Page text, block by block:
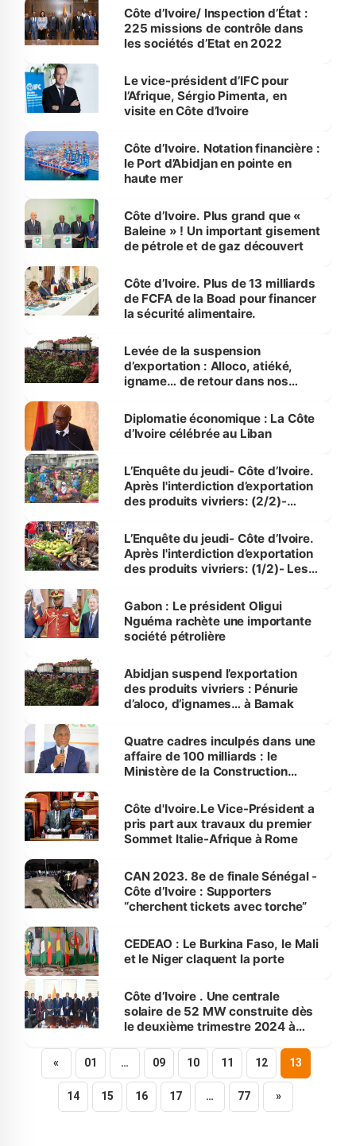
Côte d’Ivoire/ Inspection d’État :
225 missions de contrôle dans
les sociétés d’Etat en 2022
Le vice-président d’IFC pour
l’Afrique, Sérgio Pimenta, en
visite en Côte d’Ivoire
Côte d’Ivoire. Notation financière :
le Port d’Abidjan en pointe en
haute mer
Côte d’Ivoire. Plus grand que «
Baleine » ! Un important gisement
de pétrole et de gaz découvert
Côte d’Ivoire. Plus de 13 milliards
de FCFA de la Boad pour financer
la sécurité alimentaire.
Levée de la suspension
d’exportation : Alloco, atiéké,
igname… de retour dans nos
Diplomatie économique : La Côte
d’Ivoire célébrée au Liban
L’Enquête du jeudi- Côte d’Ivoire.
Après l'interdiction d’exportation
des produits vivriers: (2/2)-
Marché vivrier d'Adjamé
L’Enquête du jeudi- Côte d’Ivoire.
Après l'interdiction d’exportation
des produits vivriers: (1/2)- Les
d'attieké et de légumes pour les
pays voisins
Gabon : Le président Oligui
Nguéma rachète une importante
société pétrolière
Abidjan suspend l’exportation
des produits vivriers : Pénurie
d’aloco, d’ignames… à Bamak
Quatre cadres inculpés dans une
affaire de 100 milliards : le
Ministère de la Construction
de la vérité
Côte d'Ivoire.Le Vice-Président a
pris part aux travaux du premier
Sommet Italie-Afrique à Rome
CAN 2023. 8e de finale Sénégal -
Côte d’Ivoire : Supporters
“cherchent tickets avec torche”
CEDEAO : Le Burkina Faso, le Mali
et le Niger claquent la porte
Côte d’Ivoire . Une centrale
solaire de 52 MW construite dès
le deuxième trimestre 2024 à
un coût de 39,5 milliards FCFA
« 01 … 09 10 11 12 13
14 15 16 17 … 77 »